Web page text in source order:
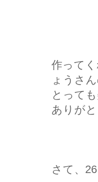
作って
ょうさ
とって
ありが
さて、